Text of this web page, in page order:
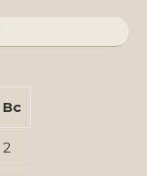
Вс
2